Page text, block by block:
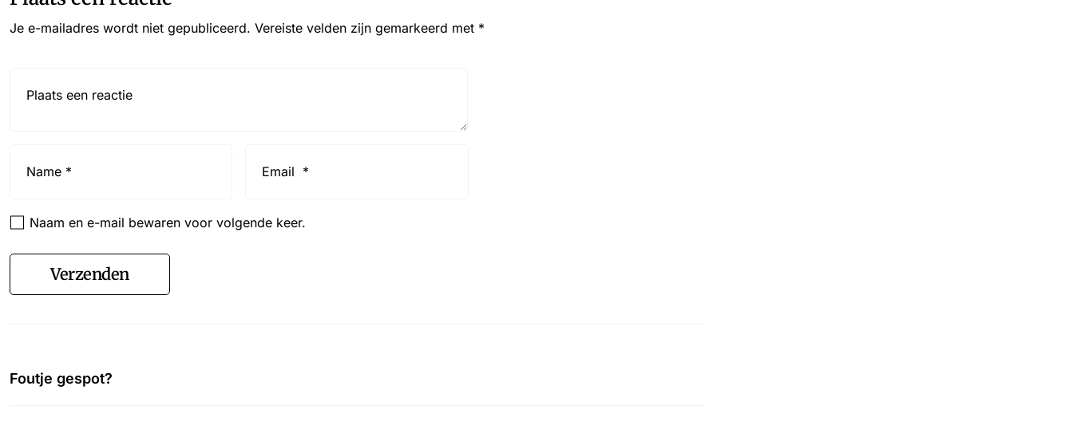
Je e-mailadres wordt niet gepubliceerd. Vereiste velden zijn gemarkeerd met *
Naam en e-mail bewaren voor volgende keer.
Verzenden
Foutje gespot?